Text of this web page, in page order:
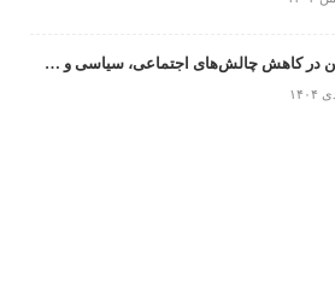
نقش جهاد تبیین در کاهش چالش‌های اجتماعی، سیاسی و امنیتی